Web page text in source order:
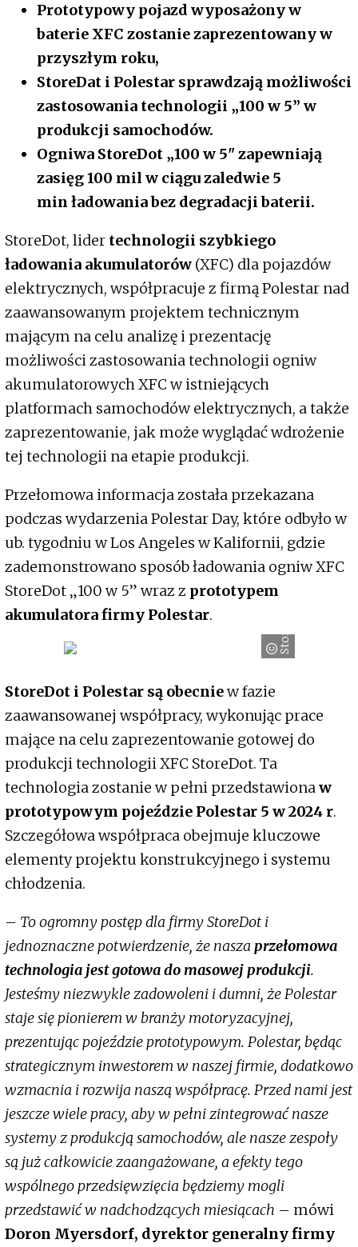
Prototypowy pojazd wyposażony w
baterie XFC zostanie zaprezentowany w
przyszłym roku,
StoreDat i Polestar sprawdzają możliwości
zastosowania technologii „100 w 5” w
produkcji samochodów.
Ogniwa StoreDot „100 w 5" zapewniają
zasięg 100 mil w ciągu zaledwie 5
min ładowania bez degradacji baterii.
StoreDot, lider technologii szybkiego
ładowania akumulatorów (XFC) dla pojazdów
elektrycznych, współpracuje z firmą Polestar nad
zaawansowanym projektem technicznym
mającym na celu analizę i prezentację
możliwości zastosowania technologii ogniw
akumulatorowych XFC w istniejących
platformach samochodów elektrycznych, a także
zaprezentowanie, jak może wyglądać wdrożenie
tej technologii na etapie produkcji.
Przełomowa informacja została przekazana
podczas wydarzenia Polestar Day, które odbyło w
ub. tygodniu w Los Angeles w Kalifornii, gdzie
zademonstrowano sposób ładowania ogniw XFC
StoreDot „100 w 5” wraz z prototypem
akumulatora firmy Polestar. StoreDot
StoreDot i Polestar są obecniew fazie
zaawansowanej współpracy, wykonując prace
mające na celu zaprezentowanie gotowej do
produkcji technologii XFC StoreDot. Ta
technologia zostanie w pełni przedstawionaw
prototypowym pojeździe Polestar 5 w 2024 r.
Szczegółowa współpraca obejmuje kluczowe
elementy projektu konstrukcyjnego i systemu
chłodzenia.
– To ogromny postęp dla firmy StoreDot i
jednoznaczne potwierdzenie, że nasza przełomowa
technologia jest gotowa do masowej produkcji.
Jesteśmy niezwykle zadowoleni i dumni, że Polestar
staje się pionierem w branży motoryzacyjnej,
prezentując pojeździe prototypowym. Polestar, będąc
strategicznym inwestorem w naszej firmie, dodatkowo
wzmacnia i rozwija naszą współpracę. Przed nami jest
jeszcze wiele pracy, aby w pełni zintegrować nasze
systemy z produkcją samochodów, ale nasze zespoły
są już całkowicie zaangażowane, a efekty tego
wspólnego przedsięwzięcia będziemy mogli
przedstawić w nadchodzących miesiącach – mówi
Doron Myersdorf, dyrektor generalny firmy